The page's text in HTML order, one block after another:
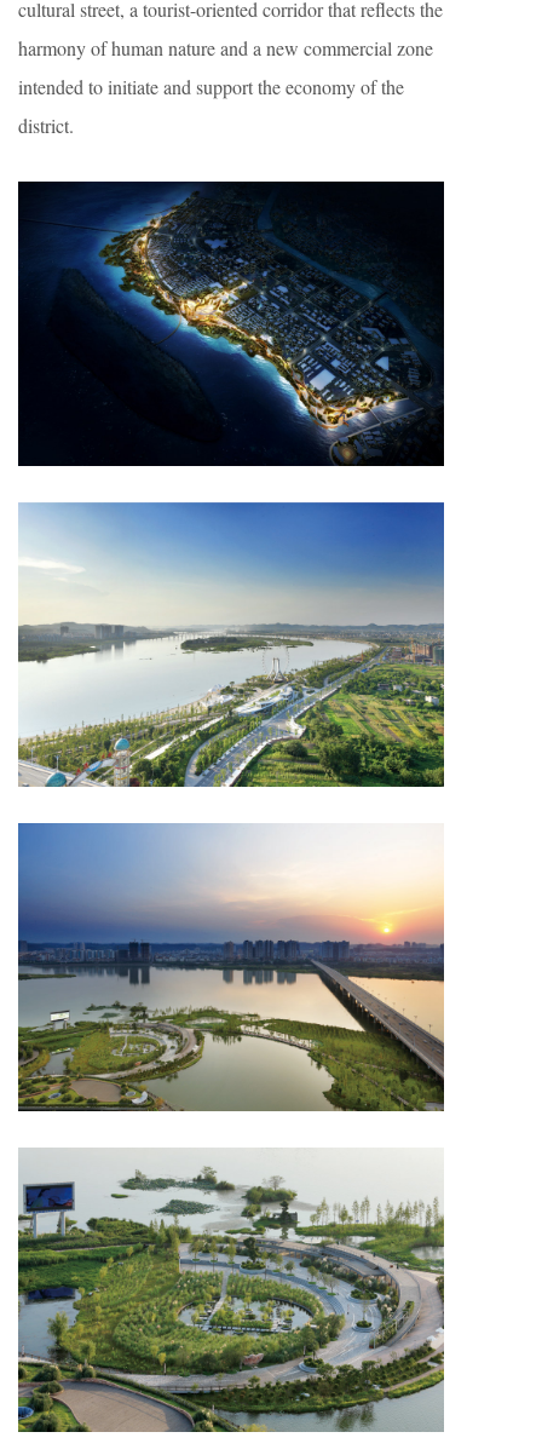
cultural street, a tourist-oriented corridor that reflects the
harmony of human nature and a new commercial zone
intended to initiate and support the economy of the
district.